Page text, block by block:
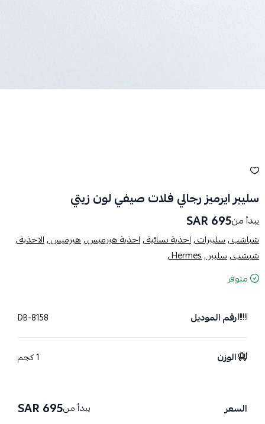
سليبر ايرميز رجالي فلات صيفي لون زيتي
يبدأ من695 SAR
شباشب ,سليبرات ,احذية نسائية ,احذية هيرميس ,هيرميس ,الاحذية ,
شبشب ,سليبر ,Hermes ,
متوفر
رقم الموديل DB-8158
الوزن 1 كجم
السعر يبدأ من695 SAR